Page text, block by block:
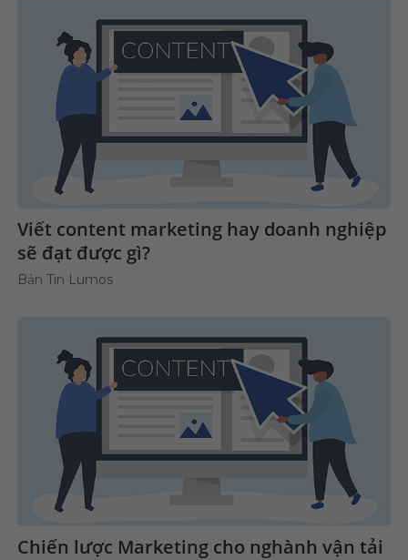
Viết content marketing hay doanh nghiệp
sẽ đạt được gì?
Bản Tin Lumos
Chiến lược Marketing cho nghành vận tải